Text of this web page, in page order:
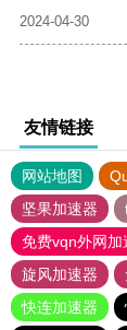
2024-04-30
友情链接
网站地图
坚果加速器
免费vqn外网加
旋风加速器
快连加速器